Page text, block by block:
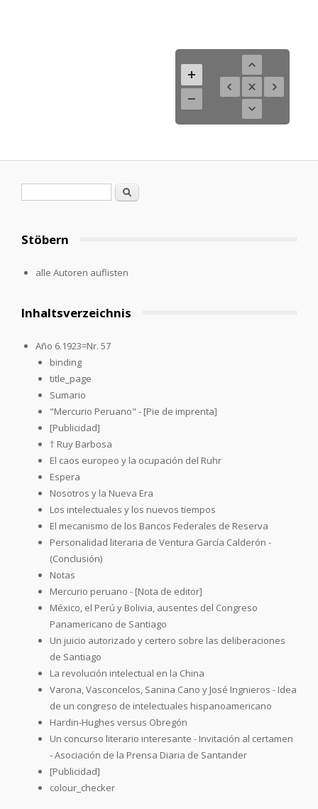
Suche
Stöbern
alle Autoren auflisten
Inhaltsverzeichnis
Año 6.1923=Nr. 57
binding
title_page
Sumario
"Mercurio Peruano" - [Pie de imprenta]
[Publicidad]
† Ruy Barbosa
El caos europeo y la ocupación del Ruhr
Espera
Nosotros y la Nueva Era
Los intelectuales y los nuevos tiempos
El mecanismo de los Bancos Federales de Reserva
Personalidad literaria de Ventura García Calderón -
(Conclusión)
Notas
Mercurio peruano - [Nota de editor]
México, el Perú y Bolivia, ausentes del Congreso
Panamericano de Santiago
Un juicio autorizado y certero sobre las deliberaciones
de Santiago
La revolución intelectual en la China
Varona, Vasconcelos, Sanina Cano y José Ingnieros - Idea
de un congreso de intelectuales hispanoamericano
Hardin-Hughes versus Obregón
Un concurso literario interesante - Invitación al certamen
- Asociación de la Prensa Diaria de Santander
[Publicidad]
colour_checker